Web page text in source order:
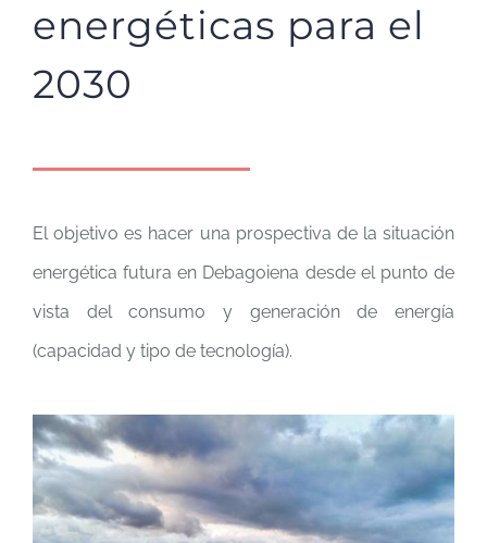
energéticas para el
2030
El objetivo es hacer una prospectiva de la situación
energética futura en Debagoiena desde el punto de
vista del consumo y generación de energía
(capacidad y tipo de tecnología).